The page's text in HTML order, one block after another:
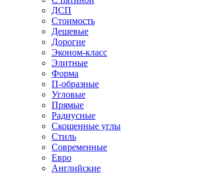
ДСП
Стоимость
Дешевые
Дорогие
Эконом-класс
Элитные
Форма
П-образные
Угловые
Прямые
Радиусные
Скошенные углы
Стиль
Современные
Евро
Английские